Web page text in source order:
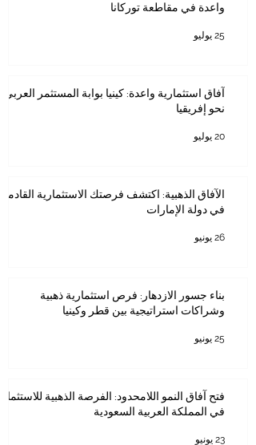
واعدة في مقاطعة توركانا
25 يوليو
آفاق استثمارية واعدة: كينيا بوابة المستثمر العربي
نحو إفريقيا
20 يوليو
الآفاق الذهبية: اكتشف فرصتك الاستثمارية القادمة
في دولة الإمارات
26 يونيو
بناء جسور الازدهار: فرص استثمارية ذهبية
وشراكات استراتيجية بين قطر وكينيا
25 يونيو
فتح آفاق النمو اللامحدود: الفرصة الذهبية للاستثمار
في المملكة العربية السعودية
23 يونيو